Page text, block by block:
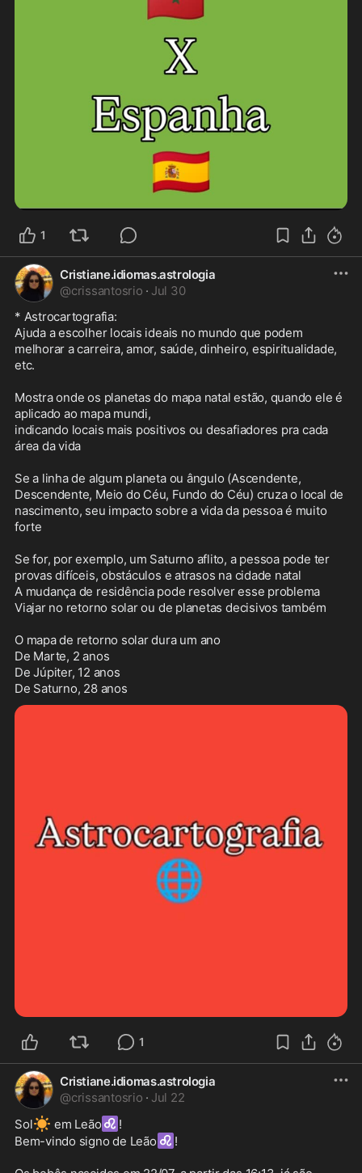
1
Cristiane.idiomas.astrologia
@crissantosrio · Jul 30
* Astrocartografia:
Ajuda a escolher locais ideais no mundo que podem
melhorar a carreira, amor, saúde, dinheiro, espiritualidade,
etc.
Mostra onde os planetas do mapa natal estão, quando ele é
aplicado ao mapa mundi,
indicando locais mais positivos ou desafiadores pra cada
área da vida
Se a linha de algum planeta ou ângulo (Ascendente,
Descendente, Meio do Céu, Fundo do Céu) cruza o local de
nascimento, seu impacto sobre a vida da pessoa é muito
forte
Se for, por exemplo, um Saturno aflito, a pessoa pode ter
provas difíceis, obstáculos e atrasos na cidade natal
A mudança de residência pode resolver esse problema
Viajar no retorno solar ou de planetas decisivos também
O mapa de retorno solar dura um ano
De Marte, 2 anos
De Júpiter, 12 anos
De Saturno, 28 anos
1
Cristiane.idiomas.astrologia
@crissantosrio · Jul 22
Sol☀️ em Leão ♌ !
Bem-vindo signo de Leão ♌ !